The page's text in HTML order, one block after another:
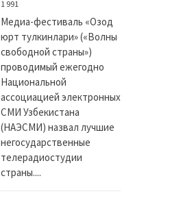
1 991
Медиа-фестиваль «Озод
юрт тулкинлари» («Волны
свободной страны»)
проводимый ежегодно
Национальной
ассоциацией электронных
СМИ Узбекистана
(НАЭСМИ) назвал лучшие
негосударственные
телерадиостудии
страны....